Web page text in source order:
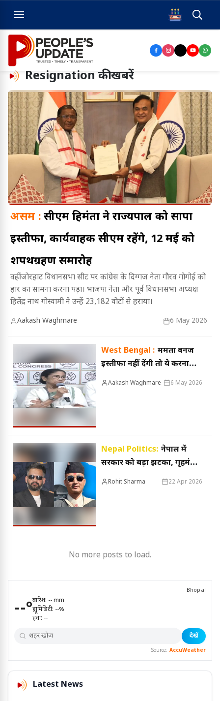
Resignation की खबरें
असम : सीएम हिमंता ने राज्यपाल को सौंपा
इस्तीफा, कार्यवाहक सीएम रहेंगे, 12 मई को
शपथग्रहण समारोह
वहीं जोरहाट विधानसभा सीट पर कांग्रेस के दिग्गज नेता गौरव गोगोई को
हार का सामना करना पड़ा। भाजपा नेता और पूर्व विधानसभा अध्यक्ष
हितेंद्र नाथ गोस्वामी ने उन्हें 23,182 वोटों से हराया।
Aakash Waghmare 6 May 2026
West Bengal : ममता बनर्जी
इस्तीफा नहीं देंगी तो ये करना
पड़ेगा, सुप्रीम कोर्ट के वरिष्ठ
Aakash Waghmare 6 May 2026
Nepal Politics: नेपाल में
सरकार को बड़ा झटका, गृहमंत्री
सुदन गुरुंग ने दिया इस्तीफा, जानें
Rohit Sharma 22 Apr 2026
No more posts to load.
Bhopal
--°बारिश: --mm
ह्यूमिडिटी: --%
हवा: --
देखें
Source: AccuWeather
Latest News